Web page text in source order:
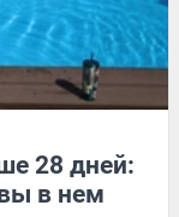
28 дней:
в нем